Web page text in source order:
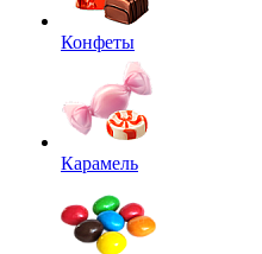
Конфеты
Карамель